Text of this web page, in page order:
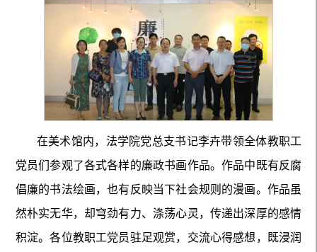
在美术馆内，法学院党总支书记李卉带领全体教职工
党员们参观了各式各样的廉政书画作品。作品中既有反腐
倡廉的书法绘画，也有反映当下社会规则的漫画。作品虽
然朴实无华，却穹劲有力、涤荡心灵，传递出深厚的感情
积淀。各位教职工党员驻足观赏，交流心得感想，既浸润